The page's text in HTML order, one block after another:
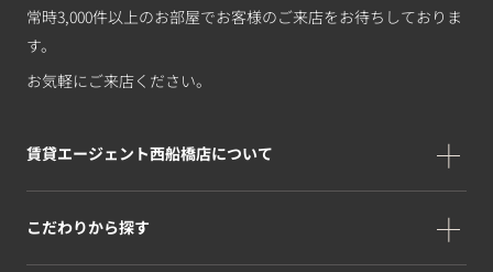
常時3,000件以上のお部屋でお客様のご来店をお待ちしておりま
す。
お気軽にご来店ください。
賃貸エージェント西船橋店について
こだわりから探す